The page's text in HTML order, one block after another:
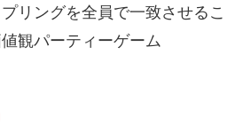
リングを全員で一致させるこ
観パーティーゲーム